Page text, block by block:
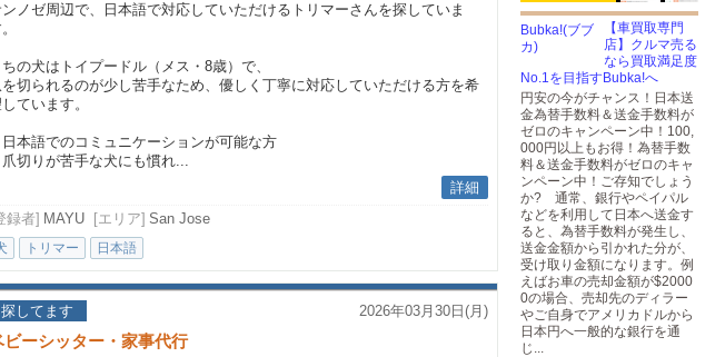
ノゼ周辺で、日本語で対応していただけるトリマーさんを探していま
ちの犬はトイプードル（メス・8歳）で、
を切られるのが少し苦手なため、優しく丁寧に対応していただける方を希
ています。
日本語でのコミュニケーションが可能な方
爪切りが苦手な犬にも慣れ...
詳細
録者] MAYU [エリア] San Jose
トリマー 日本語
探してます 2026年03月30日(月)
ビーシッター・家事代行
【車買取専門
店】クルマ売る
なら買取満足度
No.1を目指すBubka!へ
円安の今がチャンス！日本送
金為替手数料＆送金手数料が
ゼロのキャンペーン中！100,
000円以上もお得！為替手数
料＆送金手数料がゼロのキャ
ンペーン中！ご存知でしょう
か? 通常、銀行やペイパル
などを利用して日本へ送金す
ると、為替手数料が発生し、
送金金額から引かれた分が、
受け取り金額になります。例
えばお車の売却金額が$2000
0の場合、売却先のディラー
やご自身でアメリカドルから
日本円へ一般的な銀行を通
じ...